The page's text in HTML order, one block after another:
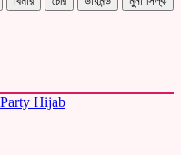
Hijab